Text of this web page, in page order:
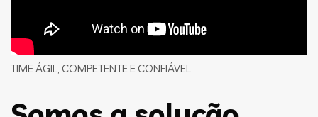
TIME ÁGIL, COMPETENTE E CONFIÁVEL